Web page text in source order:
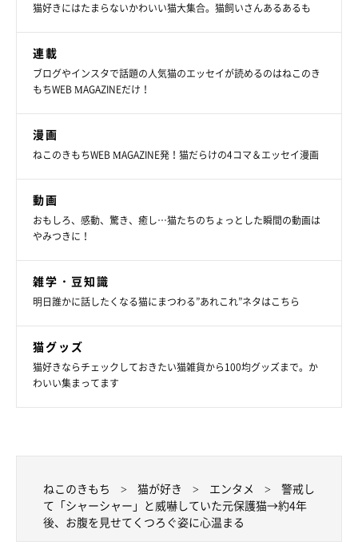
猫好きにはたまらないかわいい猫大集合。猫飼いさんあるあるも
連載
ブログやインスタで話題の人気猫のエッセイが読めるのはねこのき
もちWEB MAGAZINEだけ！
漫画
ねこのきもちWEB MAGAZINE発！猫だらけの4コマ＆エッセイ漫画
動画
おもしろ、感動、驚き、癒し…猫たちのちょっとした瞬間の動画は
やみつきに！
雑学・豆知識
明日誰かに話したくなる猫にまつわる”あれこれ”ネタはこちら
猫グッズ
猫好きならチェックしておきたい猫雑貨から100均グッズまで。か
わいい集まってます
ねこのきもち 猫が好き エンタメ
警戒し
て「シャーシャー」と威嚇していた元保護猫→約4年
後、お腹を見せてくつろぐ姿に心温まる